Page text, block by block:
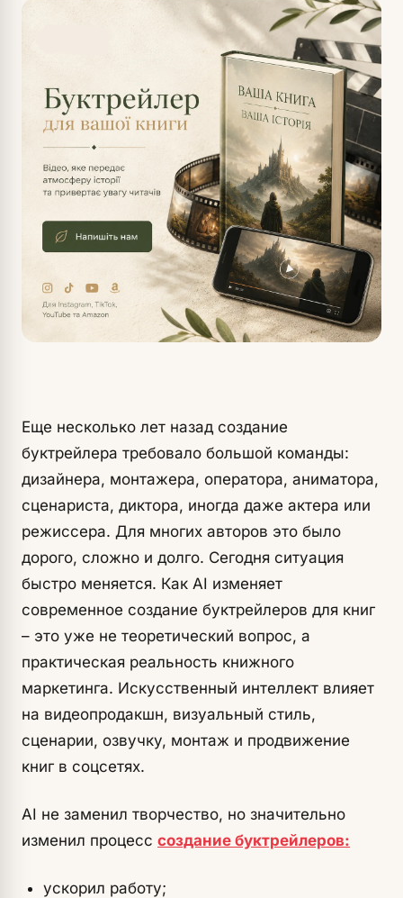
Еще несколько лет назад создание
буктрейлера требовало большой команды:
дизайнера, монтажера, оператора, аниматора,
сценариста, диктора, иногда даже актера или
режиссера. Для многих авторов это было
дорого, сложно и долго. Сегодня ситуация
быстро меняется. Как AI изменяет
современное создание буктрейлеров для книг
– это уже не теоретический вопрос, а
практическая реальность книжного
маркетинга. Искусственный интеллект влияет
на видеопродакшн, визуальный стиль,
сценарии, озвучку, монтаж и продвижение
книг в соцсетях.
AI не заменил творчество, но значительно
изменил процесс создание буктрейлеров:
ускорил работу;